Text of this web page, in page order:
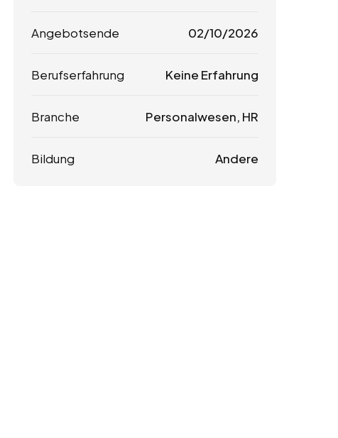
Angebotsende 02/10/2026
Berufserfahrung Keine Erfahrung
Branche Personalwesen, HR
Bildung Andere